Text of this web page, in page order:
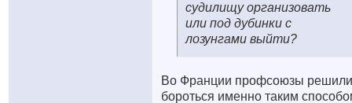
судилищу организовать
или под дубинки с
лозунгами выйти?
Во Франции профсоюзы решили
бороться именно таким